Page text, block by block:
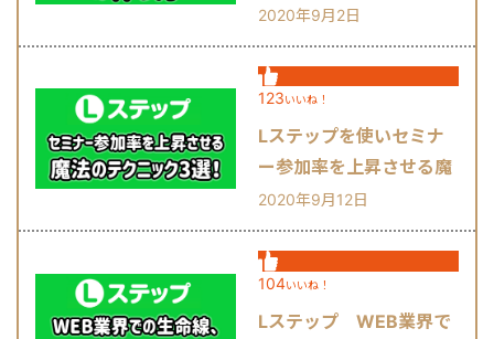
2020年9月2日
123いいね！
Lステップを使いセミナ
ー参加率を上昇させる魔
法のテクニック3選！
2020年9月12日
104いいね！
Lステップ WEB業界で